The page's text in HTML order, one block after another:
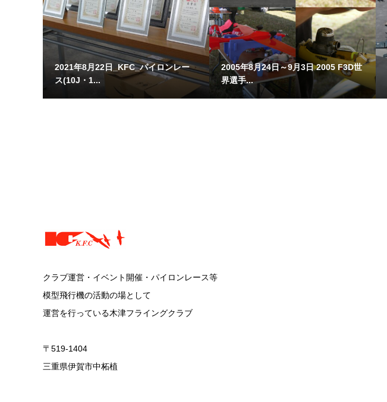
2021年8月22日_KFC_パイロンレー
ス(10J・1...
2005年8月24日～9月3日 2005 F3D世
界選手...
クラブ運営・イベント開催・パイロンレース等
模型飛行機の活動の場として
運営を行っている木津フライングクラブ
〒519-1404
三重県伊賀市中柘植